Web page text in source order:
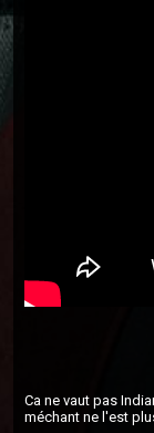
Ca ne vaut pas
méchant ne l'est